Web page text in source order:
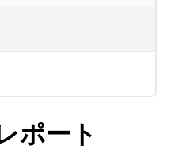
ポート